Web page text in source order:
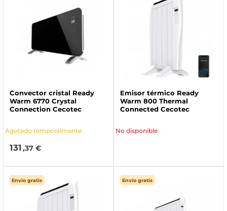
Convector cristal Ready
Warm 6770 Crystal
Connection Cecotec
Agotado temporalmente
131,37 €
Emisor térmico Ready
Warm 800 Thermal
Connected Cecotec
No disponible
Envío gratis Envío gratis